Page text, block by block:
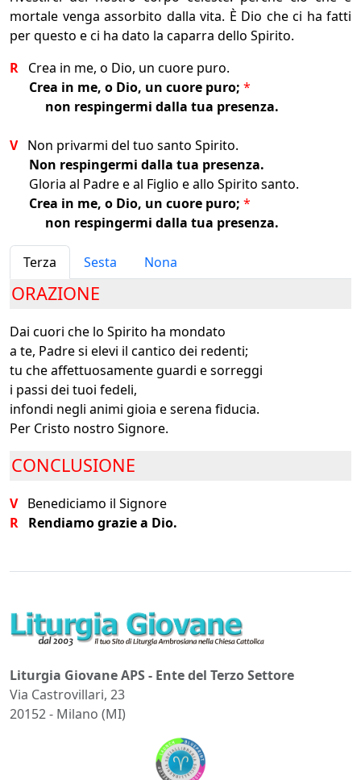
mortale venga assorbito dalla vita. È Dio che ci ha fatti
per questo e ci ha dato la caparra dello Spirito.
R Crea in me, o Dio, un cuore puro.
Crea in me, o Dio, un cuore puro; *
non respingermi dalla tua presenza.
V Non privarmi del tuo santo Spirito.
Non respingermi dalla tua presenza.
Gloria al Padre e al Figlio e allo Spirito santo.
Crea in me, o Dio, un cuore puro; *
non respingermi dalla tua presenza.
Terza Sesta Nona
ORAZIONE
Dai cuori che lo Spirito ha mondato
a te, Padre si elevi il cantico dei redenti;
tu che affettuosamente guardi e sorreggi
i passi dei tuoi fedeli,
infondi negli animi gioia e serena fiducia.
Per Cristo nostro Signore.
CONCLUSIONE
V Benediciamo il Signore
R Rendiamo grazie a Dio.
Liturgia Giovane APS - Ente del Terzo Settore
Via Castrovillari, 23
20152 - Milano (MI)